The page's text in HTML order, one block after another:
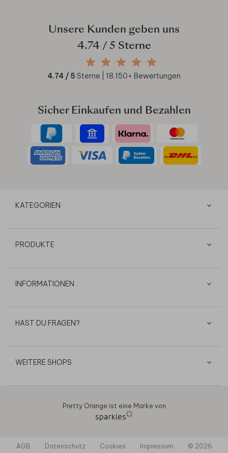
Unsere Kunden geben uns
4.74/ 5 Sterne
4.74 / 5 Sterne | 18.150+ Bewertungen
Sicher Einkaufen und Bezahlen
KATEGORIEN
PRODUKTE
INFORMATIONEN
HAST DU FRAGEN?
WEITERE SHOPS
Pretty Orange ist eine Marke von
AGB Datenschutz Cookies Impressum © 2026